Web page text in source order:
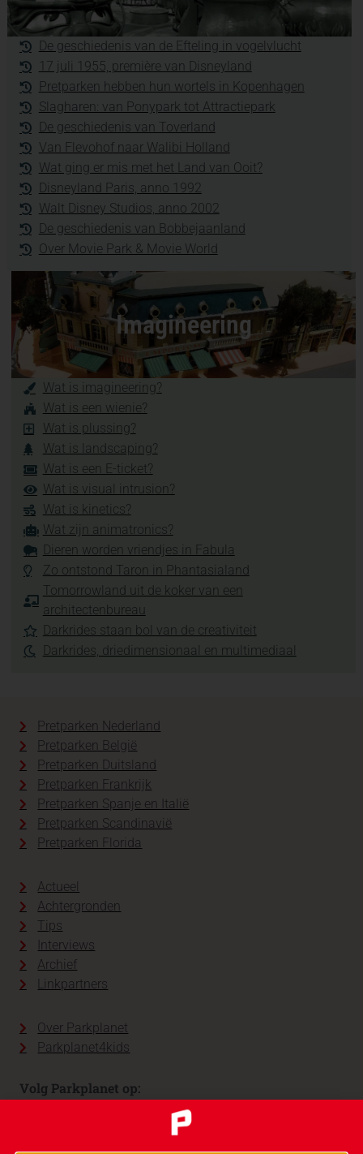
De geschiedenis van de Efteling in vogelvlucht
17 juli 1955, première van Disneyland
Pretparken hebben hun wortels in Kopenhagen
Slagharen: van Ponypark tot Attractiepark
De geschiedenis van Toverland
Van Flevohof naar Walibi Holland
Wat ging er mis met het Land van Ooit?
Disneyland Paris, anno 1992
Walt Disney Studios, anno 2002
De geschiedenis van Bobbejaanland
Over Movie Park & Movie World
Imagineering
Wat is imagineering?
Wat is een wienie?
Wat is plussing?
Wat is landscaping?
Wat is een E-ticket?
Wat is visual intrusion?
Wat is kinetics?
Wat zijn animatronics?
Dieren worden vriendjes in Fabula
Zo ontstond Taron in Phantasialand
Tomorrowland uit de koker van een
architectenbureau
Darkrides staan bol van de creativiteit
Darkrides, driedimensionaal en multimediaal
Pretparken Nederland
Pretparken België
Pretparken Duitsland
Pretparken Frankrijk
Pretparken Spanje en Italië
Pretparken Scandinavië
Pretparken Florida
Actueel
Achtergronden
Tips
Interviews
Archief
Linkpartners
Over Parkplanet
Parkplanet4kids
Volg Parkplanet op: